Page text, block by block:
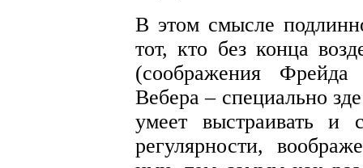
В этом смысле
тот, кто без конца
(соображения
Вебера – специально
умеет выстраивать и
регулярности,